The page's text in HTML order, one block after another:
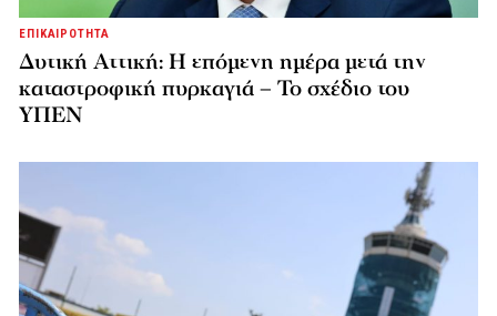
ΕΠΙΚΑΙΡΟΤΗΤΑ
Δυτική Αττική: Η επόμενη ημέρα μετά την
καταστροφική πυρκαγιά – Το σχέδιο του
ΥΠΕΝ